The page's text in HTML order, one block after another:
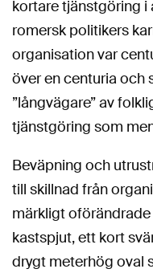
kortare tjänstgöring i
romersk politikers
organisation var
över en centuria och
”långvägare” av
tjänstgöring som
Beväpning och
till skillnad från
märkligt
kastspjut, ett kort
drygt meterhög oval